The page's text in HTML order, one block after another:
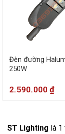
Đèn đường
250W
2.590.000 ₫
ST Lighting là 1